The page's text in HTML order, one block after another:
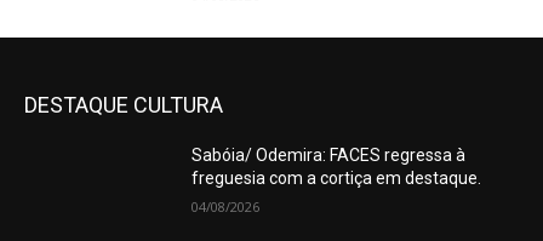
DESTAQUE CULTURA
Sabóia/ Odemira: FACES regressa à
freguesia com a cortiça em destaque.
04/08/2026